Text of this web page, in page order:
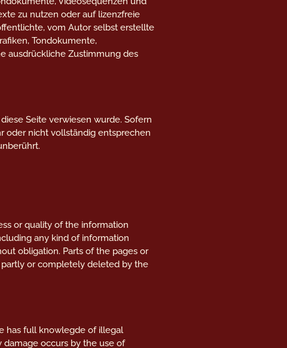
zu nutzen oder auf lizenzfreie
vom Autor selbst erstellte
Tondokumente,
ausdrückliche Zustimmung des
Seite verwiesen wurde. Sofern
oder nicht vollständig entsprechen
or quality of the information
any kind of information
obligation. Parts of the pages or
or completely deleted by the
has full knowlegde of illegal
occurs by the use of